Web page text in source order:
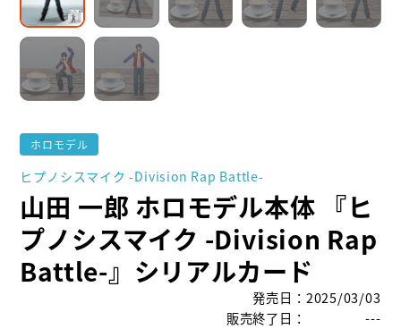
ホロモデル
ヒプノシスマイク -Division Rap Battle-
山田 一郎 ホロモデル本体 『ヒ
プノシスマイク -Division Rap
Battle-』シリアルカード
発売日 ： 2025/03/03
販売終了日 ： ---